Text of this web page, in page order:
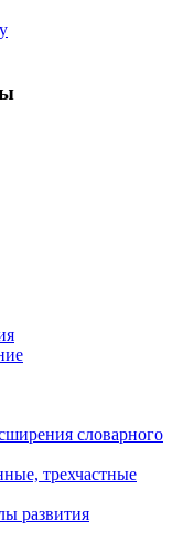
словарного
трехчастные
развития